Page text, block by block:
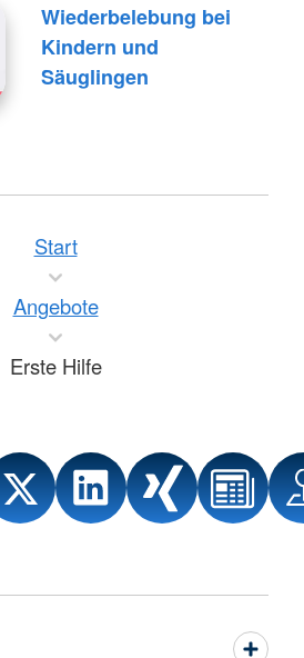
Wiederbelebung bei
Kindern und
Säuglingen
Start
Angebote
Erste Hilfe